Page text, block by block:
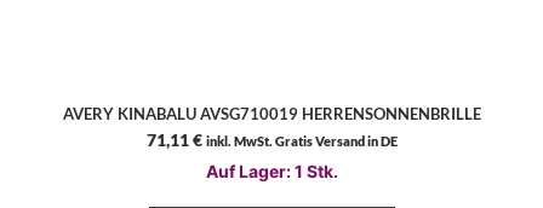
AVERY KINABALU AVSG710019 HERRENSONNENBRILLE
71,11€ inkl. MwSt. Gratis Versand in DE
Auf Lager: 1 Stk.